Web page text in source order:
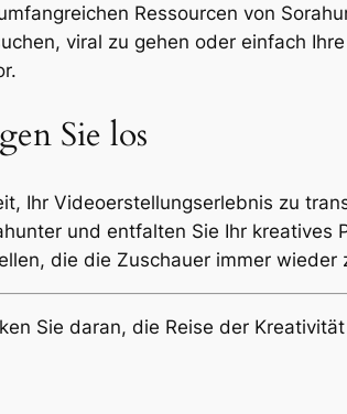
Ressourcen von
viral zu gehen oder einfach
Sie los
Ihr Videoerstellungserlebnis zu
und entfalten Sie Ihr kreatives
die die Zuschauer immer wieder
Sie daran, die Reise der